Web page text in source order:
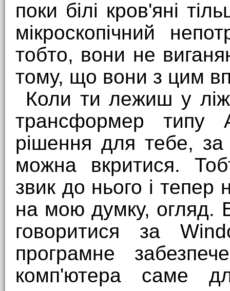
поки білі кров'яні
мікроскопічний
тобто, вони не
тому, що вони з цим
Коли ти лежиш у
трансформер типу
рішення для тебе,
можна вкритися.
звик до нього і
на мою думку, огляд.
говоритися за
програмне
комп'ютера саме